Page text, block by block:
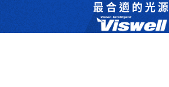
最合適的光源